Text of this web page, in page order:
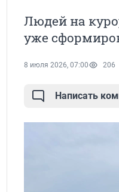
Людей на
уже
8 июля 2026, 07:00 206
Написать